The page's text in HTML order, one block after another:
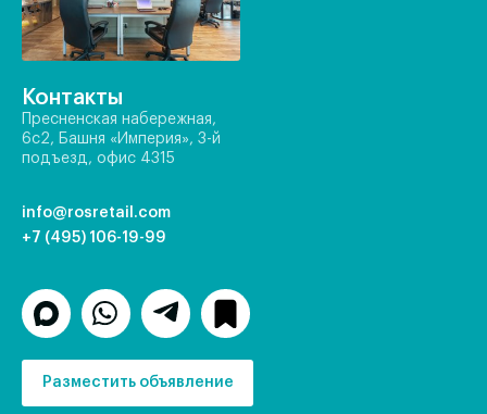
Контакты
Пресненская набережная,
6с2, Башня «Империя», 3-й
подъезд, офис 4315
info@rosretail.com
+7 (495) 106-19-99
Разместить объявление